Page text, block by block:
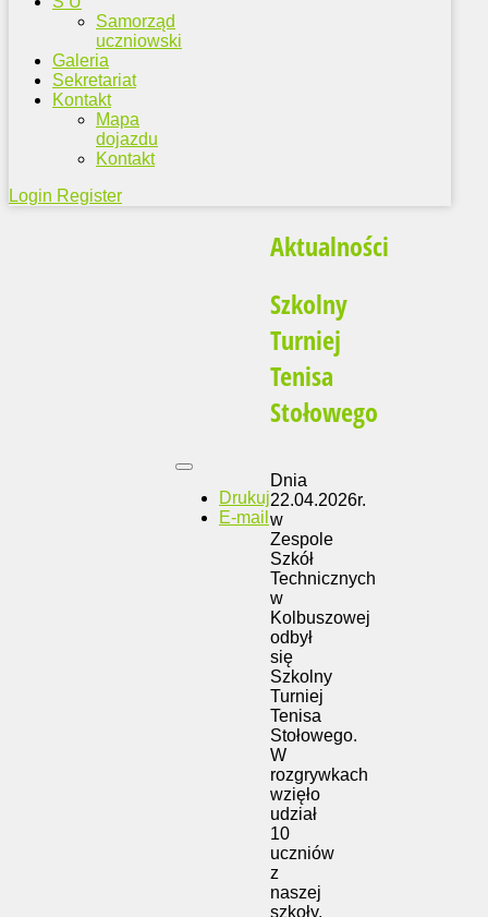
Samorząd
uczniowski
Galeria
Sekretariat
Kontakt
Mapa
dojazdu
Kontakt
Login Register
Aktualności
Szkolny
Turniej
Tenisa
Stołowego
Drukuj
E-mail
Dnia
22.04.2026r.
w
Zespole
Szkół
Technicznych
w
Kolbuszowej
odbył
się
Szkolny
Turniej
Tenisa
Stołowego.
W
rozgrywkach
wzięło
udział
10
uczniów
z
naszej
szkoły.